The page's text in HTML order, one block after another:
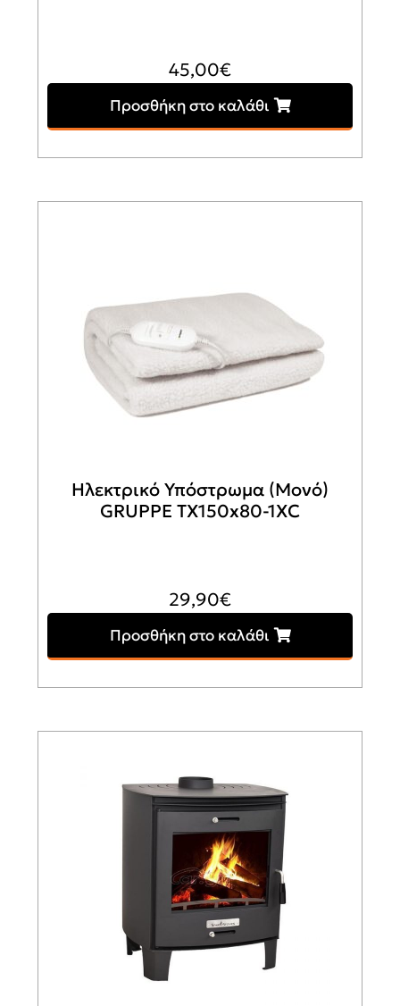
45,00€
Προσθήκη στο καλάθι
Ηλεκτρικό Υπόστρωμα (Μονό)
GRUPPE TX150x80-1XC
29,90€
Προσθήκη στο καλάθι